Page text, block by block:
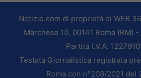
Notizie.com di proprietà di WEB
Marchese 10, 00141 Roma (RM)
Partita I.V.A.
Testata Giornalistica registrata
Roma con n°208/2021 del